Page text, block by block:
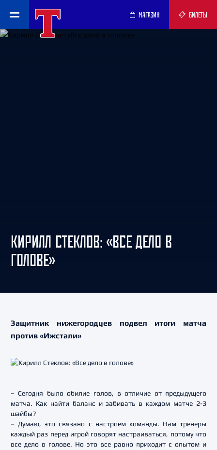
МАГАЗИН БИЛЕТЫ
КИРИЛЛ СТЕКЛОВ: «ВСЕ ДЕЛО В
ГОЛОВЕ»
Защитник нижегородцев подвел итоги матча
против «Ижстали»
– Сегодня было обилие голов, в отличие от предыдущего
матча. Как найти баланс и забивать в каждом матче 2-3
шайбы?
– Думаю, это связано с настроем команды. Нам тренеры
каждый раз перед игрой говорят настраиваться, потому что
все дело в голове. Но это все равно приходит с опытом и